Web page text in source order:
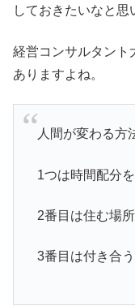
しておきたいなと思
経営コンサルタント
ありますよね。
人間が変わる方
1つは時間配分を
2番目は住む場所
3番目は付き合う